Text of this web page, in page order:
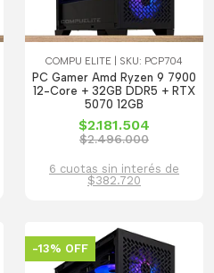
COMPU ELITE | SKU: PCP704
PC Gamer Amd Ryzen 9 7900
12-Core + 32GB DDR5 + RTX
5070 12GB
$2.181.504
$2.496.000
6 cuotas sin interés de
$382.720
-13% OFF